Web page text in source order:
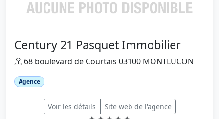
Century 21 Pasquet Immobilier
68 boulevard de Courtais 03100 MONTLUCON
Agence
Voir les détails Site web de l'agence